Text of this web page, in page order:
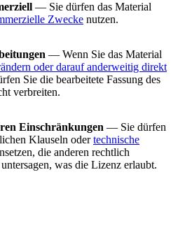
— Sie dürfen das Material
Zwecke nutzen.
— Wenn Sie das Material
oder darauf anderweitig direkt
Sie die bearbeitete Fassung des
verbreiten.
Einschränkungen — Sie dürfen
Klauseln odertechnische
die anderen rechtlich
was die Lizenz erlaubt.